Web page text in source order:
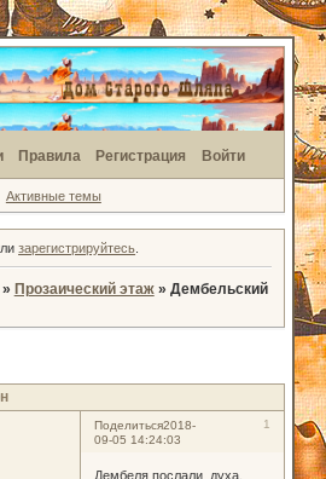
Правила Регистрация Войти
Активные темы
зарегистрируйтесь
» Прозаический этаж » Дембельский
Поделиться 1
2018-
09-05 14:24:03
Дембеля послали духа,